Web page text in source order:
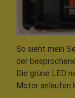
So sieht mein
der
Die grüne LED
Motor anlaufen